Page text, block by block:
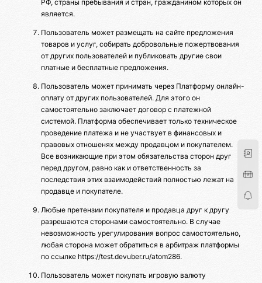
РФ, страны пребывания и стран, гражданином которых он
является.
Пользователь может размещать на сайте предложения
товаров и услуг, собирать добровольные пожертвования
от других пользователей и публиковать другие свои
платные и бесплатные предложения.
Пользователь может принимать через Платформу онлайн-
оплату от других пользователей. Для этого он
самостоятельно заключает договор с платежной
системой. Платформа обеспечивает только техническое
проведение платежа и не участвует в финансовых и
правовых отношенях между продавцом и покупателем.
Все возникающие при этом обязательства сторон друг
перед другом, равно как и ответственность за
последствия этих взаимодействий полностью лежат на
продавце и покупателе.
Любые претензии покупателя и продавца друг к другу
разрешаются сторонами самостоятельно. В случае
невозможность урегулирования вопрос самостоятельно,
любая сторона может обратиться в арбитраж платформы
по ссылке https://test.devuber.ru/atom286.
Пользователь может покупать игровую валюту